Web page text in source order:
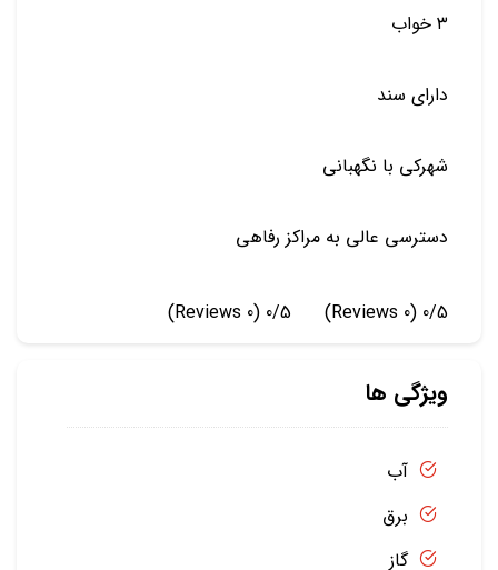
۳ خواب
دارای سند
شهرکی با نگهبانی
دسترسی عالی به مراکز رفاهی
0/5
(0 Reviews)
0/5
(0 Reviews)
ویژگی ها
آب
برق
گاز